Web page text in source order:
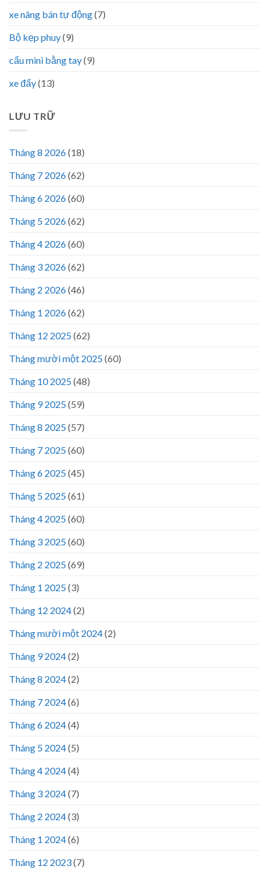
xe nâng bán tự động(7)
Bộ kẹp phuy(9)
cẩu mini bằng tay(9)
xe đẩy(13)
LƯU TRỮ
Tháng 8 2026(18)
Tháng 7 2026(62)
Tháng 6 2026(60)
Tháng 5 2026(62)
Tháng 4 2026(60)
Tháng 3 2026(62)
Tháng 2 2026(46)
Tháng 1 2026(62)
Tháng 12 2025(62)
Tháng mười một 2025(60)
Tháng 10 2025(48)
Tháng 9 2025(59)
Tháng 8 2025(57)
Tháng 7 2025(60)
Tháng 6 2025(45)
Tháng 5 2025(61)
Tháng 4 2025(60)
Tháng 3 2025(60)
Tháng 2 2025(69)
Tháng 1 2025(3)
Tháng 12 2024(2)
Tháng mười một 2024(2)
Tháng 9 2024(2)
Tháng 8 2024(2)
Tháng 7 2024(6)
Tháng 6 2024(4)
Tháng 5 2024(5)
Tháng 4 2024(4)
Tháng 3 2024(7)
Tháng 2 2024(3)
Tháng 1 2024(6)
Tháng 12 2023(7)